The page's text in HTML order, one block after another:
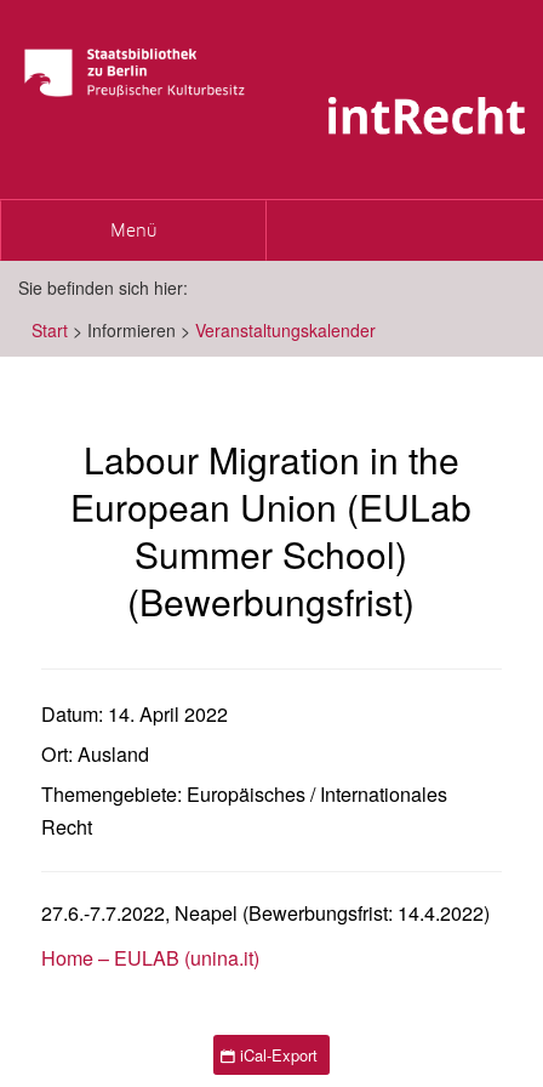
Toggle
Menü
Sie befinden sich hier:
Start > Informieren > Veranstaltungskalender
Labour Migration in the
European Union (EULab
Summer School)
(Bewerbungsfrist)
Datum: 14. April 2022
Ort: Ausland
Themengebiete: Europäisches / Internationales
Recht
27.6.-7.7.2022, Neapel (Bewerbungsfrist: 14.4.2022)
Home – EULAB (unina.it)
iCal-Export